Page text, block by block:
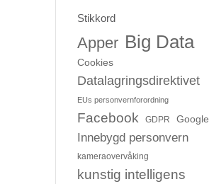
Stikkord
Apper Big Data
Cookies
Datalagringsdirektivet
EUs personvernforordning
Facebook GDPR Google
Innebygd personvern
kameraovervåking
kunstig intelligens